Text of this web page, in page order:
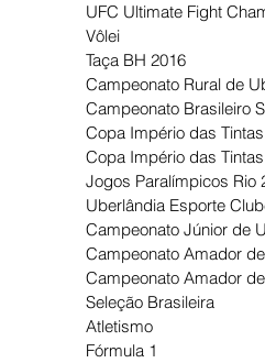
UFC Ultimate Fight
Vôlei
Taça BH 2016
Campeonato Rural de
Campeonato Brasileiro
Copa Império das
Copa Império das
Jogos Paralímpicos Rio
Uberlândia Esporte
Campeonato Júnior de
Campeonato Amador
Campeonato Amador
Seleção Brasileira
Atletismo
Fórmula 1